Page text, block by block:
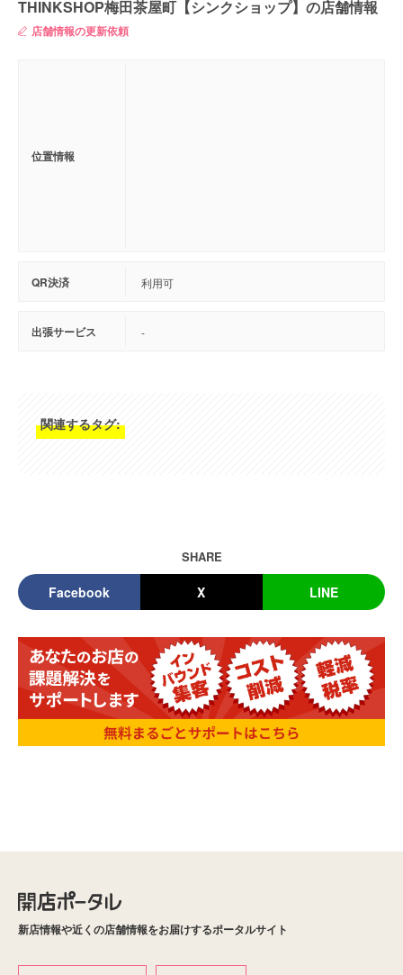
THINKSHOP梅田茶屋町【シンクショップ】の店舗情報
店舗情報の更新依頼
位置情報
QR決済 利用可
出張サービス -
関連するタグ:
SHARE
Facebook X LINE
新店情報や近くの店舗情報をお届けするポータルサイト